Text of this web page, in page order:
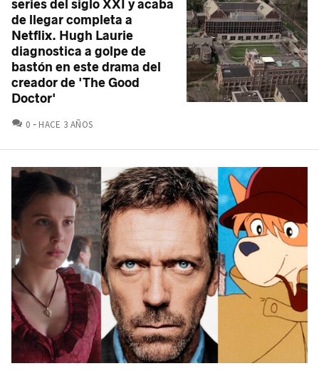
series del siglo XXI y acaba
de llegar completa a
Netflix. Hugh Laurie
diagnostica a golpe de
bastón en este drama del
creador de 'The Good
Doctor'
0 COMENTARIOS
HACE 3 AÑOS